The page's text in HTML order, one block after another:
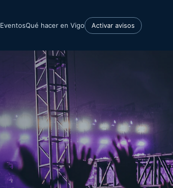
EventosQué hacer en Vigo Activar avisos